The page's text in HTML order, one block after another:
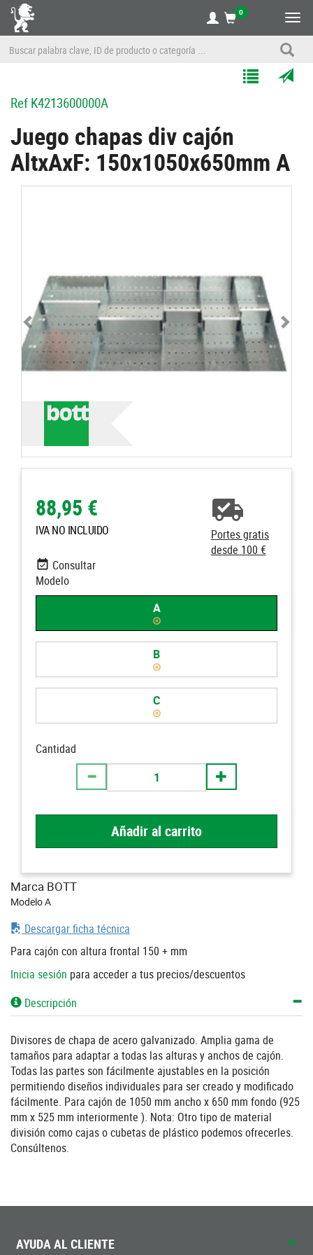
0
un
RefK4213600000A
Juego chapas div cajón
AltxAxF: 150x1050x650mm A
88,95 €
IVA NO INCLUIDO
Portes gratis
desde 100 €
Consultar
Modelo
A
B
C
Cantidad
Añadir al carrito
Marca BOTT
Modelo A
Descargar ficha técnica
Para cajón con altura frontal 150 + mm
Inicia sesión para acceder a tus precios/descuentos
Descripción
Divisores de chapa de acero galvanizado. Amplia gama de
tamaños para adaptar a todas las alturas y anchos de cajón.
Todas las partes son fácilmente ajustables en la posición
permitiendo diseños individuales para ser creado y modificado
fácilmente. Para cajón de 1050 mm ancho x 650 mm fondo (925
mm x 525 mm interiormente ). Nota: Otro tipo de material
división como cajas o cubetas de plástico podemos ofrecerles.
Consúltenos.
AYUDA AL CLIENTE